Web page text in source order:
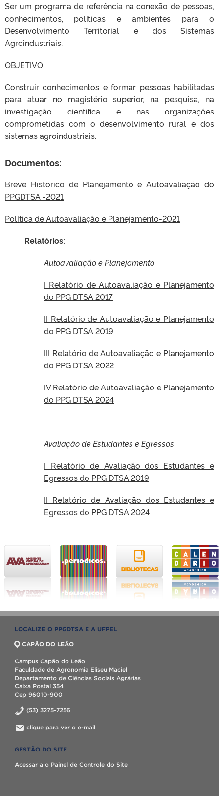
Ser um programa de referência na conexão de pessoas,
conhecimentos, políticas e ambientes para o
Desenvolvimento Territorial e dos Sistemas
Agroindustriais.
OBJETIVO
Construir conhecimentos e formar pessoas habilitadas
para atuar no magistério superior, na pesquisa, na
investigação científica e nas organizações
comprometidas com o desenvolvimento rural e dos
sistemas agroindustriais.
Documentos:
Breve Histórico de Planejamento e Autoavaliação do
PPGDTSA -2021
Política de Autoavaliação e Planejamento-2021
Relatórios:
Autoavaliação e Planejamento
I Relatório de Autoavaliação e Planejamento
do PPG DTSA 2017
II Relatório de Autoavaliação e Planejamento
do PPG DTSA 2019
III Relatório de Autoavaliação e Planejamento
do PPG DTSA 2022
IV Relatório de Autoavaliação e Planejamento
do PPG DTSA 2024
Avaliação de Estudantes e Egressos
I Relatório de Avaliação dos Estudantes e
Egressos do PPG DTSA 2019
II Relatório de Avaliação dos Estudantes e
Egressos do PPG DTSA 2024
LOCALIZE O PPGDTSA E A UFPEL
CAPÃO DO LEÃO
Campus Capão do Leão
Faculdade de Agronomia Eliseu Maciel
Departamento de Ciências Sociais Agrárias
Caixa Postal 354
Cep 96010-900
(53) 3275-7256
clique para ver o e-mail
GESTÃO DO SITE
Acessar a o Painel de Controle do Site